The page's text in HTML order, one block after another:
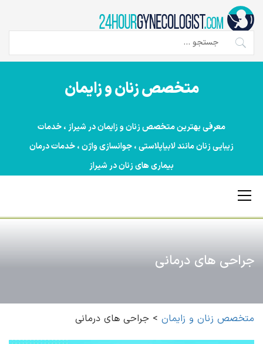
Skip
content
جستجو
برای:
متخصص زنان و زایمان
معرفی بهترین متخصص زنان و زایمان در شیراز ، خدمات
زیبایی زنان مانند لابیاپلاستی ، جوانسازی واژن ، خدمات درمان
بیماری های زنان در شیراز
جراحی های درمانی
متخصص زنان و زایمان > جراحی های درمانی